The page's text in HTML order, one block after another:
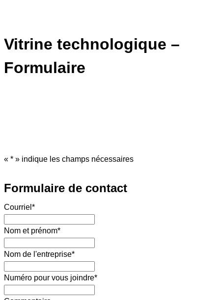
Vitrine technologique –
Formulaire
« * » indique les champs nécessaires
Formulaire de contact
Courriel *
Nom et prénom*
Nom de l'entreprise*
Numéro pour vous joindre*